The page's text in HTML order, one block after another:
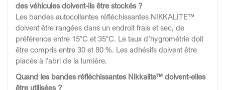
des véhicules doivent-ils être stockés ?
Les bandes autocollantes réfléchissantes NIKKALITE™
doivent être rangées dans un endroit frais et sec, de
préférence entre 15°C et 35°C. Le taux d’hygrométrie doit
être compris entre 30 et 80 %. Les adhésifs doivent être
placés à l’abri de la lumière.
Quand les bandes réfléchissantes Nikkalite™ doivent-elles
être utilisées ?